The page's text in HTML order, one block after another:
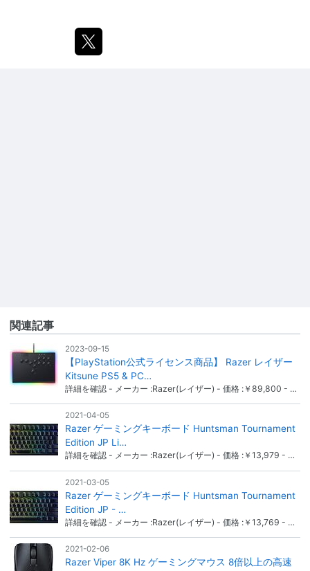
関連記事
2023-09-15
【PlayStation公式ライセンス商品】 Razer レイザー
Kitsune PS5 & PC…
詳細を確認 - メーカー :Razer(レイザー) - 価格 :￥89,800 - …
2021-04-05
Razer ゲーミングキーボード Huntsman Tournament
Edition JP Li…
詳細を確認 - メーカー :Razer(レイザー) - 価格 :￥13,979 - …
2021-03-05
Razer ゲーミングキーボード Huntsman Tournament
Edition JP - …
詳細を確認 - メーカー :Razer(レイザー) - 価格 :￥13,769 - …
2021-02-06
Razer Viper 8K Hz ゲーミングマウス 8倍以上の高速